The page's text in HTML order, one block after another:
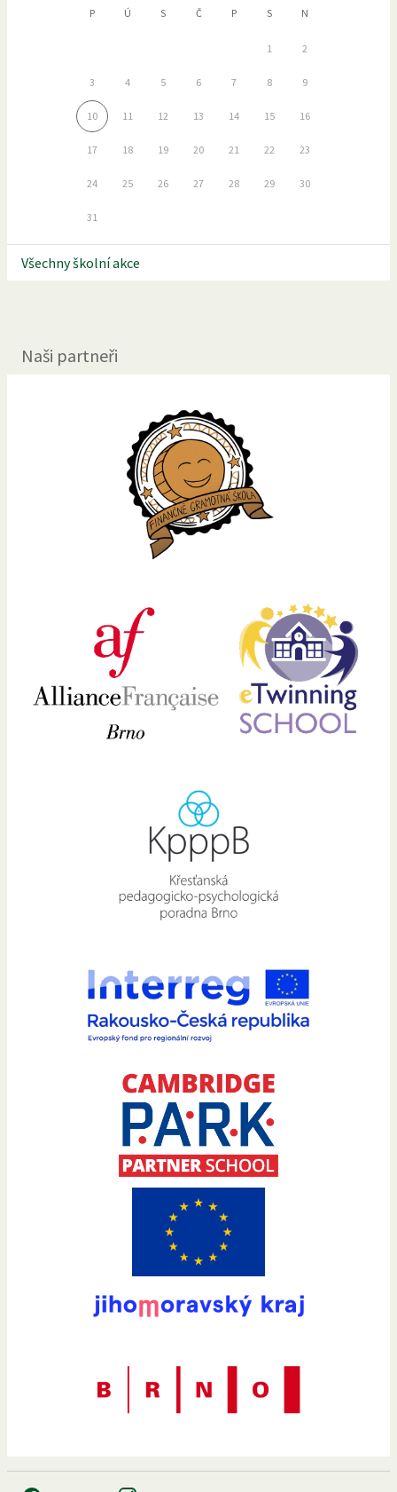
P Ú S Č P S N
1 2
3 4 5 6 7 8 9
10 11 12 13 14 15 16
17 18 19 20 21 22 23
24 25 26 27 28 29 30
31
Všechny školní akce
Naši partneři